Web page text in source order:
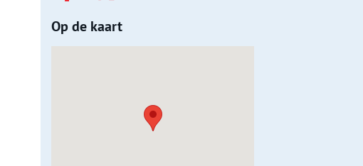
Op de kaart